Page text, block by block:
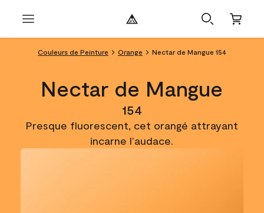
Couleurs de Peinture Orange Nectar de Mangue 154
Nectar de Mangue
154
Presque fluorescent, cet orangé attrayant
incarne l’audace.